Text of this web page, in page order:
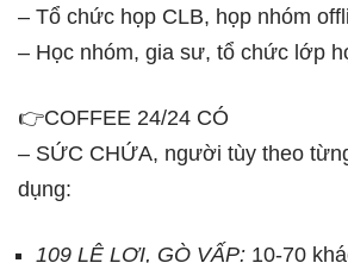
– Tổ chức họp CLB, họp nhóm
– Học nhóm, gia sư, tổ chức lớp
👉COFFEE 24/24 CÓ
– SỨC CHỨA, người tùy theo
dụng:
109 LÊ LỢI, GÒ VẤP: 10-70